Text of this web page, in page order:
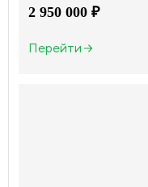
2 950 000 ₽
Перейти